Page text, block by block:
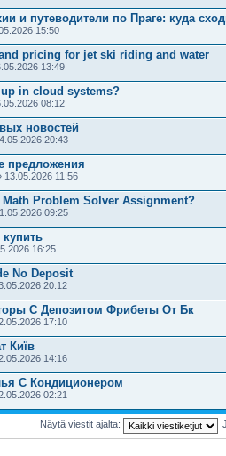
и путеводители по Праге: куда
15:50
pricing for jet ski riding and water
13:49
in cloud systems?
08:12
новостей
20:43
предложения
13.05.2026 11:56
Problem Solver Assignment?
09:25
16:25
No Deposit
20:12
С Депозитом Фрибеты От Бк
17:10
Київ
14:16
С Кондиционером
02:21
Näytä viestit ajalta: